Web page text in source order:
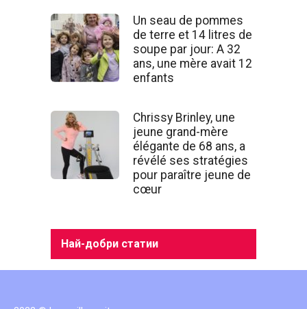
Un seau de pommes
de terre et 14 litres de
soupe par jour: A 32
ans, une mère avait 12
enfants
Chrissy Brinley, une
jeune grand-mère
élégante de 68 ans, a
révélé ses stratégies
pour paraître jeune de
cœur
Най-добри статии